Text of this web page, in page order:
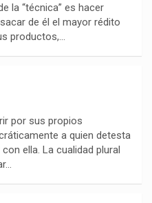
la “técnica” es hacer
de él el mayor rédito
productos,…
por sus propios
a quien detesta
ella. La cualidad plural